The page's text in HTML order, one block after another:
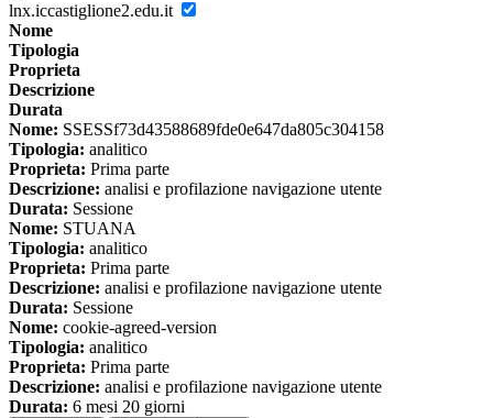
lnx.iccastiglione2.edu.it
Nome
Tipologia
Proprieta
Descrizione
Durata
Nome: SSESSf73d43588689fde0e647da805c304158
Tipologia: analitico
Proprieta: Prima parte
Descrizione: analisi e profilazione navigazione utente
Durata: Sessione
Nome: STUANA
Tipologia: analitico
Proprieta: Prima parte
Descrizione: analisi e profilazione navigazione utente
Durata: Sessione
Nome: cookie-agreed-version
Tipologia: analitico
Proprieta: Prima parte
Descrizione: analisi e profilazione navigazione utente
Durata: 6 mesi 20 giorni